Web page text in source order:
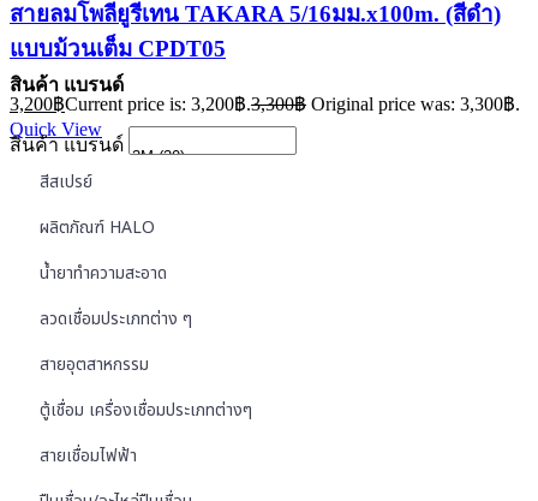
สายลมโพลียูรีเทน TAKARA 5/16มม.x100m. (สีดำ)
แบบม้วนเต็ม CPDT05
3,200฿Current price is: 3,200฿.3,300฿ Original price was: 3,300฿.
Quick View
สินค้า แบรนด์
สินค้า แบรนด์
สีสเปรย์
ผลิตภัณฑ์ HALO
น้ำยาทำความสะอาด
ลวดเชื่อมประเภทต่าง ๆ
สายอุตสาหกรรม
ตู้เชื่อม เครื่องเชื่อมประเภทต่างๆ
สายเชื่อมไฟฟ้า